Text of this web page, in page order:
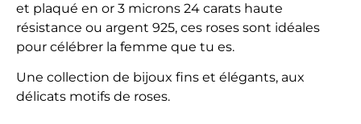
et plaqué en or 3 microns 24 carats haute
résistance ou argent 925, ces roses sont idéales
pour célébrer la femme que tu es.
Une collection de bijoux fins et élégants, aux
délicats motifs de roses.